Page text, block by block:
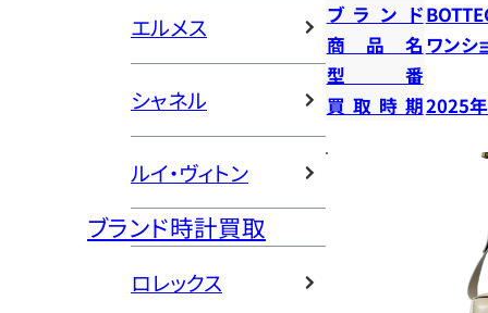
エルメス
シャネル
ルイ・ヴィトン
ブランド時計買取
ロレックス
ブランド
商品名 ワンシ
型番
買取時期2025